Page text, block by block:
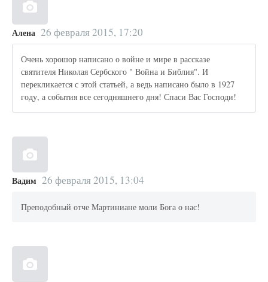
Алена 26 февраля 2015, 17:20
Очень хорошор написано о войне и мире в рассказе
святителя Николая Сербского " Война и Библия". И
перекликается с этой статьей, а ведь написано было в 1927
году, а события все сегодняшнего дня! Спаси Вас Господи!
Вадим 26 февраля 2015, 13:04
Преподобный отче Мартиниане моли Бога о нас!